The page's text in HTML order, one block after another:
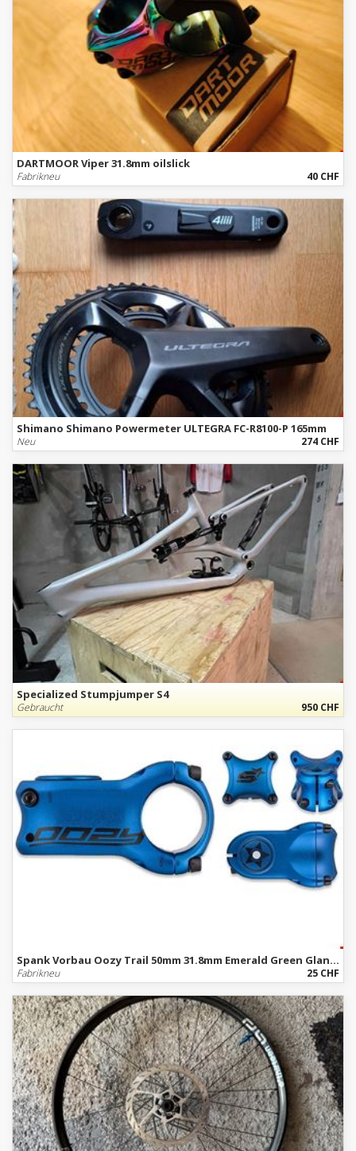
DARTMOOR Viper 31.8mm oilslick
Fabrikneu 40 CHF
Shimano Shimano Powermeter ULTEGRA FC-R8100-P 165mm
Neu 274 CHF
Specialized Stumpjumper S4
Gebraucht 950 CHF
Spank Vorbau Oozy Trail 50mm 31.8mm Emerald Green Glanz 75mm / 31.8mm / Blue / Poliert
Fabrikneu 25 CHF